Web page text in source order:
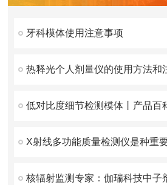
牙科模体使用注意事项
热释光个人剂量仪的使用方法和
低对比度细节检测模体丨产品百
X射线多功能质量检测仪是种重